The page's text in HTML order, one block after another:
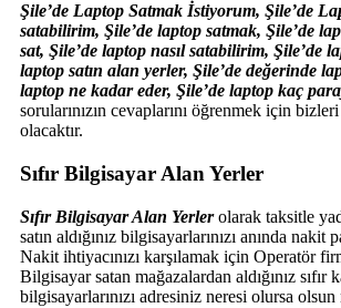
Şile’de Laptop Satmak İstiyorum, Şile’de
satabilirim, Şile’de laptop satmak, Şile’de
sat, Şile’de laptop nasıl satabilirim, Şile’de
laptop satın alan yerler, Şile’de değerinde
laptop ne kadar eder, Şile’de laptop kaç
sorularınızın cevaplarını öğrenmek için
olacaktır.
Sıfır Bilgisayar Alan Yerler
Sıfır Bilgisayar Alan Yerlerolarak taksitle
satın aldığınız bilgisayarlarınızı anında
Nakit ihtiyacınızı karşılamak için Operatör
Bilgisayar satan mağazalardan aldığınız sıfır
bilgisayarlarınızı adresiniz neresi olursa